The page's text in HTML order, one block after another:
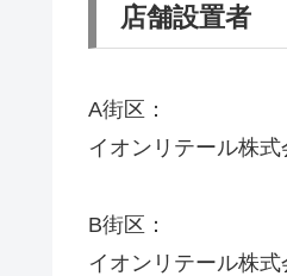
店舗設置者
A街区：
イオンリテール株式
B街区：
イオンリテール株式